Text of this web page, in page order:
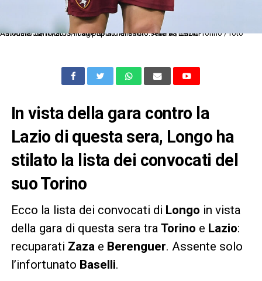
As Roma 30/10/2019 - campionato di calcio serie A / Lazio-Torino / foto Antonello Sammarco/Image Sport nella foto: Andrea Belotti
In vista della gara contro la
Lazio di questa sera, Longo ha
stilato la lista dei convocati del
suo Torino
Ecco la lista dei convocati di Longo in vista
della gara di questa sera tra Torino e Lazio:
recuparati Zaza e Berenguer. Assente solo
l’infortunato Baselli.